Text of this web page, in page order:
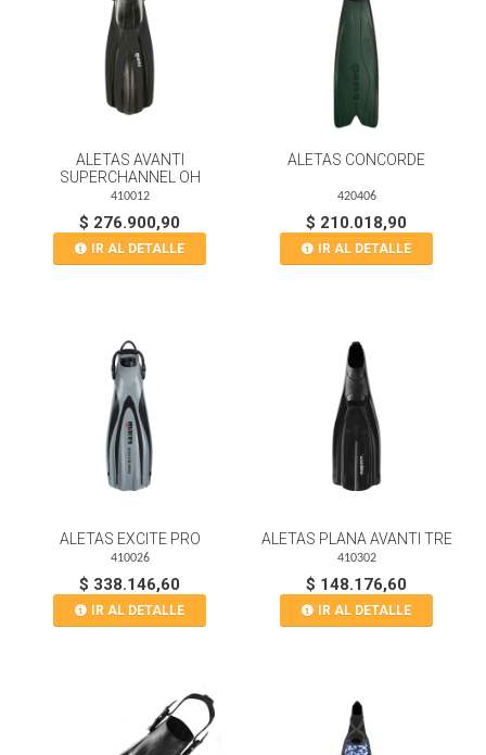
ALETAS AVANTI
SUPERCHANNEL OH
410012
$ 276.900,90
IR AL DETALLE
ALETAS CONCORDE
420406
$ 210.018,90
IR AL DETALLE
ALETAS EXCITE PRO
410026
$ 338.146,60
IR AL DETALLE
ALETAS PLANA AVANTI TRE
410302
$ 148.176,60
IR AL DETALLE